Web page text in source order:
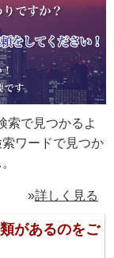
索で見つかるよ
ワードで見つか
»詳しく見る
があるのをご